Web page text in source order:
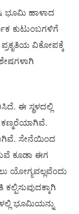
ಭೂಮಿ ಹಾಳಾದ
ಕುಟುಂಬಗಳಿಗೆ
ವಿಕೋಪಕ್ಕೆ
ಈ ಸ್ಥಳದಲ್ಲಿ
ಕಣ್ಮರೆಯಾಗಿವೆ.
ಸೇನೆಯಿಂದ
ಕೂಡಾ ಈಗ
ಯೋಗ್ಯವಲ್ಲವೆಂದು
ಭೂಮಿಯನ್ನು